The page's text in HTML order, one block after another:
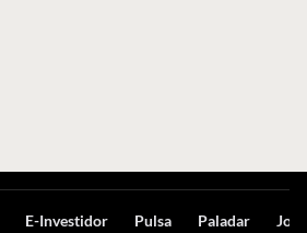
E-Investidor Pulsa Paladar